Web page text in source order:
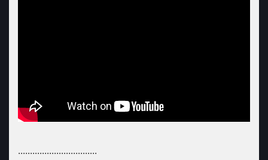
.................................